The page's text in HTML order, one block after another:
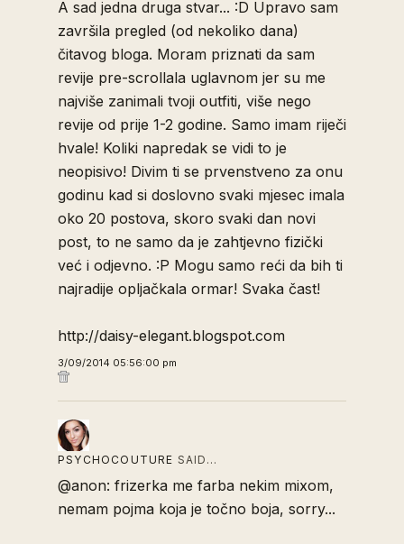
A sad jedna druga stvar... :D Upravo sam
završila pregled (od nekoliko dana)
čitavog bloga. Moram priznati da sam
revije pre-scrollala uglavnom jer su me
najviše zanimali tvoji outfiti, više nego
revije od prije 1-2 godine. Samo imam riječi
hvale! Koliki napredak se vidi to je
neopisivo! Divim ti se prvenstveno za onu
godinu kad si doslovno svaki mjesec imala
oko 20 postova, skoro svaki dan novi
post, to ne samo da je zahtjevno fizički
već i odjevno. :P Mogu samo reći da bih ti
najradije opljačkala ormar! Svaka čast!
http://daisy-elegant.blogspot.com
3/09/2014 05:56:00 pm
PSYCHOCOUTURE SAID…
@anon: frizerka me farba nekim mixom,
nemam pojma koja je točno boja, sorry...